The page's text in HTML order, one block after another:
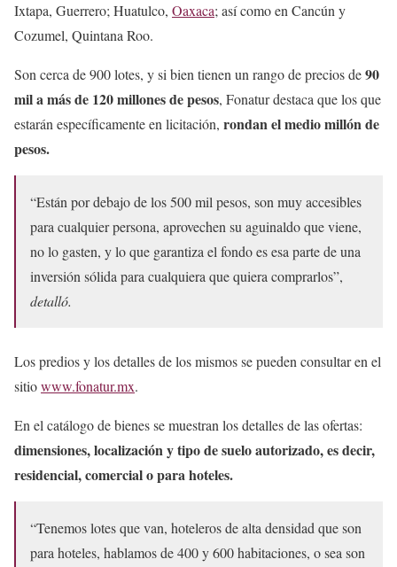
Ixtapa, Guerrero; Huatulco, Oaxaca; así como en Cancún y
Cozumel, Quintana Roo.
Son cerca de 900 lotes, y si bien tienen un rango de precios de90
mil a más de 120 millones de pesos, Fonatur destaca que los que
estarán específicamente en licitación, rondan el medio millón de
pesos.
“Están por debajo de los 500 mil pesos, son muy accesibles
para cualquier persona, aprovechen su aguinaldo que viene,
no lo gasten, y lo que garantiza el fondo es esa parte de una
inversión sólida para cualquiera que quiera comprarlos”,
detalló.
Los predios y los detalles de los mismos se pueden consultar en el
sitiowww.fonatur.mx.
En el catálogo de bienes se muestran los detalles de las ofertas:
dimensiones, localización y tipo de suelo autorizado, es decir,
residencial, comercial o para hoteles.
“Tenemos lotes que van, hoteleros de alta densidad que son
para hoteles, hablamos de 400 y 600 habitaciones, o sea son